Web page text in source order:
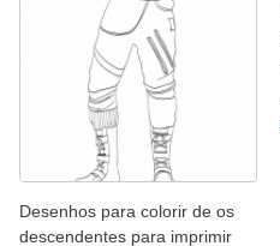
Desenhos para colorir de os
descendentes para imprimir